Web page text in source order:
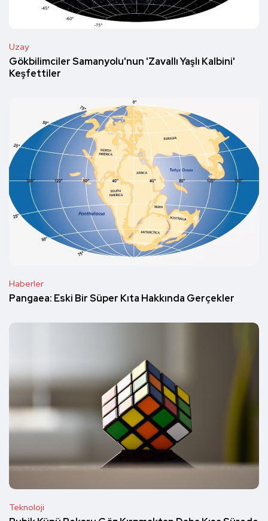
Uzay
Gökbilimciler Samanyolu'nun 'Zavallı Yaşlı Kalbini'
Keşfettiler
Haberler
Pangaea: Eski Bir Süper Kıta Hakkında Gerçekler
Teknoloji